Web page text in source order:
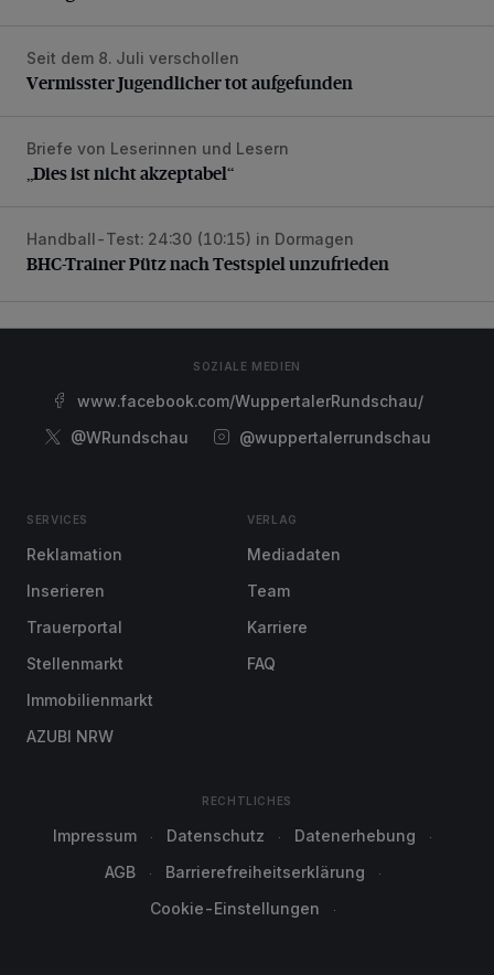
Vermisster Jugendlicher tot aufgefunden
Seit dem 8. Juli verschollen
Vermisster Jugendlicher tot aufgefunden
„Dies ist nicht akzeptabel“
Briefe von Leserinnen und Lesern
„Dies ist nicht akzeptabel“
BHC-Trainer Pütz nach Testspiel unzufrieden
Handball-Test: 24:30 (10:15) in Dormagen
BHC-Trainer Pütz nach Testspiel unzufrieden
SOZIALE MEDIEN
www.facebook.com/WuppertalerRundschau/
@WRundschau
@wuppertalerrundschau
SERVICES
Reklamation
Inserieren
Trauerportal
Stellenmarkt
Immobilienmarkt
AZUBI NRW
VERLAG
Mediadaten
Team
Karriere
FAQ
RECHTLICHES
Impressum Datenschutz
Datenerhebung
AGB
Barrierefreiheitserklärung
Cookie-Einstellungen